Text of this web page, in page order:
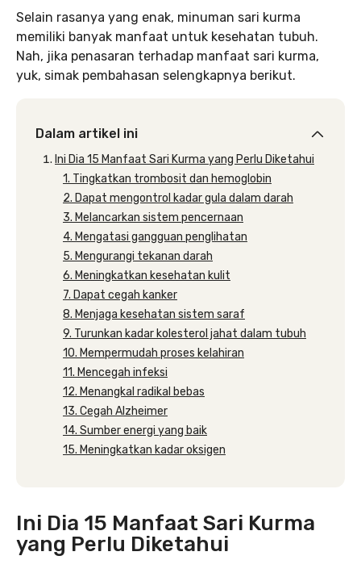
Selain rasanya yang enak, minuman sari kurma
memiliki banyak manfaat untuk kesehatan tubuh.
Nah, jika penasaran terhadap manfaat sari kurma,
yuk, simak pembahasan selengkapnya berikut.
Dalam artikel ini
Ini Dia 15 Manfaat Sari Kurma yang Perlu Diketahui
1. Tingkatkan trombosit dan hemoglobin
2. Dapat mengontrol kadar gula dalam darah
3. Melancarkan sistem pencernaan
4. Mengatasi gangguan penglihatan
5. Mengurangi tekanan darah
6. Meningkatkan kesehatan kulit
7. Dapat cegah kanker
8. Menjaga kesehatan sistem saraf
9. Turunkan kadar kolesterol jahat dalam tubuh
10. Mempermudah proses kelahiran
11. Mencegah infeksi
12. Menangkal radikal bebas
13. Cegah Alzheimer
14. Sumber energi yang baik
15. Meningkatkan kadar oksigen
Ini Dia 15 Manfaat Sari Kurma
yang Perlu Diketahui